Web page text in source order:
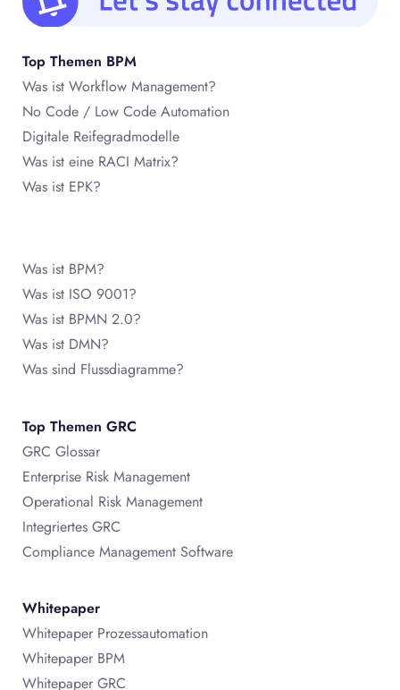
Top Themen BPM
Was ist Workflow Management?
No Code / Low Code Automation
Digitale Reifegradmodelle
Was ist eine RACI Matrix?
Was ist EPK?
Was ist BPM?
Was ist ISO 9001?
Was ist BPMN 2.0?
Was ist DMN?
Was sind Flussdiagramme?
Top Themen GRC
GRC Glossar
Enterprise Risk Management
Operational Risk Management
Integriertes GRC
Compliance Management Software
Whitepaper
Whitepaper Prozessautomation
Whitepaper BPM
Whitepaper GRC